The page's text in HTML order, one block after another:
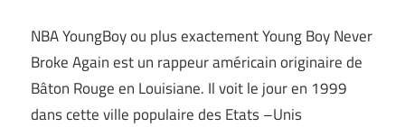
NBA YoungBoy ou plus exactement Young Boy Never
Broke Again est un rappeur américain originaire de
Bâton Rouge en Louisiane. Il voit le jour en 1999
dans cette ville populaire des Etats –Unis